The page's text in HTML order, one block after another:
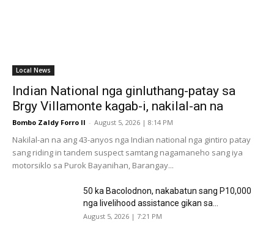
Local News
Indian National nga ginluthang-patay sa
Brgy Villamonte kagab-i, nakilal-an na
Bombo Zaldy Forro II - August 5, 2026 | 8:14 PM
Nakilal-an na ang 43-anyos nga Indian national nga gintiro patay
sang riding in tandem suspect samtang nagamaneho sang iya
motorsiklo sa Purok Bayanihan, Barangay...
50 ka Bacolodnon, nakabatun sang P10,000
nga livelihood assistance gikan sa...
August 5, 2026 | 7:21 PM